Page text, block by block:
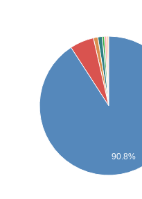
90.8%